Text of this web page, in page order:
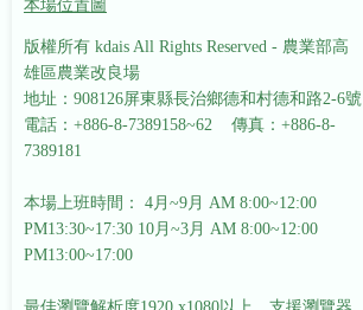
本場位置圖
版權所有 kdais All Rights Reserved - 農業部高
雄區農業改良場
地址：908126屏東縣長治鄉德和村德和路2-6號
電話：+886-8-7389158~62 傳真：+886-8-
7389181
本場上班時間： 4月~9月 AM 8:00~12:00
PM13:30~17:30 10月~3月 AM 8:00~12:00
PM13:00~17:00